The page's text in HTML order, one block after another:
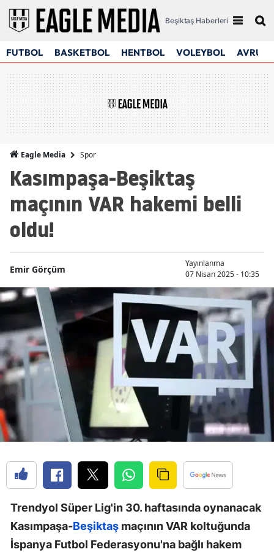
Beşiktaş Haberleri
FUTBOL BASKETBOL HENTBOL VOLEYBOL
Eagle Media Spor
Kasımpaşa-Beşiktaş
maçının VAR hakemi belli
oldu!
Emir Görçüm
Yayınlanma
07 Nisan 2025 - 10:35
Trendyol Süper Lig'in 30. haftasında oynanacak
Kasımpaşa-Beşiktaş maçının VAR koltuğunda
İspanya Futbol Federasyonu'na bağlı hakem